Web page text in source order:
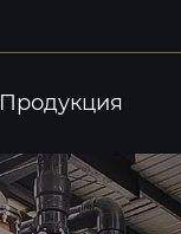
Продукция